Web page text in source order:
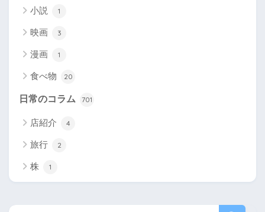
小説 1
映画 3
漫画 1
食べ物 20
日常のコラム 701
店紹介 4
旅行 2
株 1